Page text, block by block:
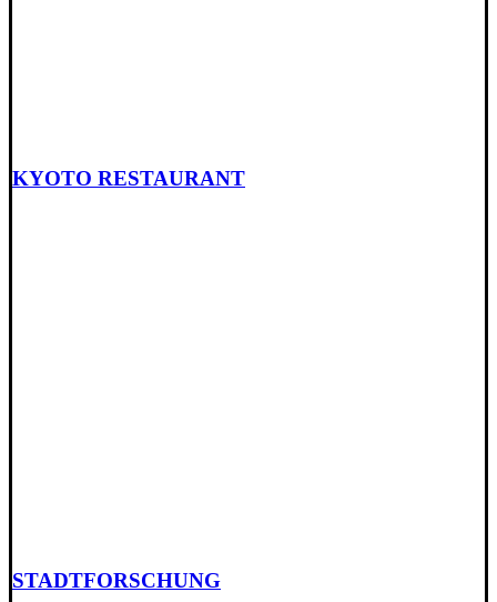
KYOTO RESTAURANT
STADTFORSCHUNG